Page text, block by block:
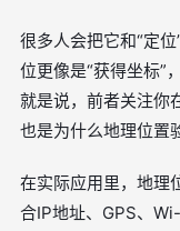
很多人会把它和“定
位更像是“获得坐标”
就是说，前者关注你
也是为什么地理位置
在实际应用里，地理
合IP地址、GPS、